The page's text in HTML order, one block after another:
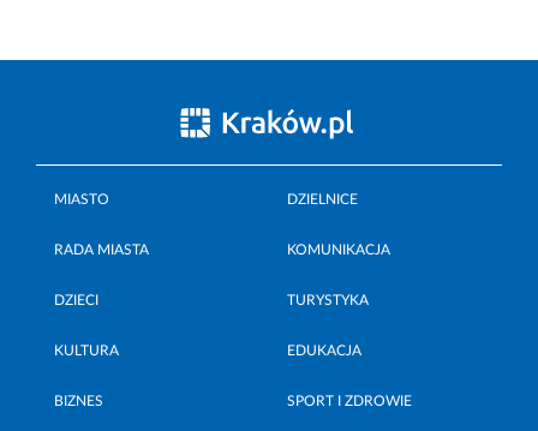
MIASTO DZIELNICE
RADA MIASTA KOMUNIKACJA
DZIECI TURYSTYKA
KULTURA EDUKACJA
BIZNES SPORT I ZDROWIE